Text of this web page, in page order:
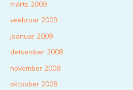
märts 2009
veebruar 2009
jaanuar 2009
detsember 2008
november 2008
oktoober 2008